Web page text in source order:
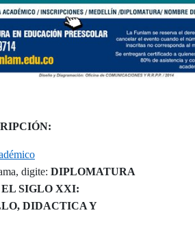
digite: DIPLOMATURA
SIGLO XXI:
DIDACTICA Y